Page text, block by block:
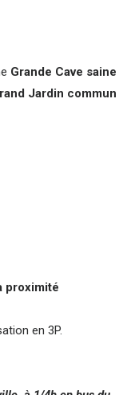
Grande Cave saine
Jardin commun
proximité
en 3P.